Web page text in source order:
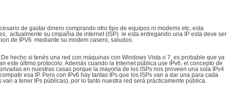
de gastar dinero comprando otro tipo de equipos ni modems etc, esta
actualmente su cmpañia de internet (ISP) le esta entregando una IP esta deve ser
de IPV6 mediante su modem casero, saludos.
hecho si tenés una red con máquinas con Windows Vista o 7, es probable que ya
este último protocolo. Además cuando la Internet pública use IPv6, el concepto de
en nuestras casas porque la mayoría de los ISPs nos proveen una sola IPv4
esa IP. Pero con IPv6 hay tantas IPs que los ISPs van a dar una para cada
a tener IPs públicas), por lo tanto nuestra red será prácticamente pública.